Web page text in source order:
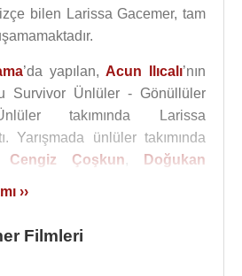
bilen Larissa Gacemer, tam
’da yapılan,Acun Ilıcalı’nın
Survivor Ünlüler - Gönüllüler
takımında Larissa
Yarışmada ünlüler takımında
Cengiz Çoşkun
Doğukan
iseDağhan Külegeç
››
Filmleri